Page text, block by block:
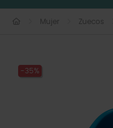
Mujer Zuecos
-35%